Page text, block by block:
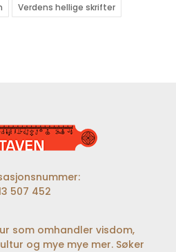
Verdens hellige skrifter
507 452
som omhandler visdom,
og mye mye mer. Søker